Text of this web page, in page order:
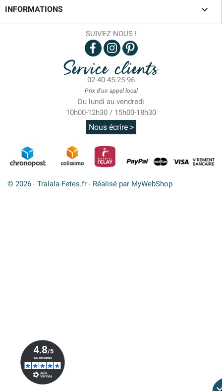
INFORMATIONS 
SUIVEZ-NOUS !
Service clients
02-40-45-25-96
Prix d'un appel local
Du lundi au vendredi
10h00-12h30 / 15h00-18h30
Nous écrire >
© 2026 - Tralala-Fetes.fr - Réalisé par MyWebShop